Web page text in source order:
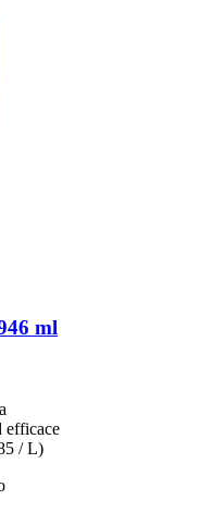
ml
efficace
/ L)